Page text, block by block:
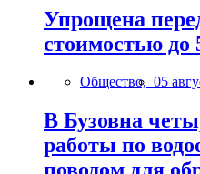
Упрощена
стоимостью до
Общество, 05
В Бузовна
работы по